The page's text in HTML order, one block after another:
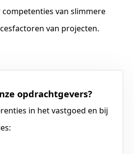
van slimmere
van projecten.
opdrachtgevers?
in het vastgoed en bij